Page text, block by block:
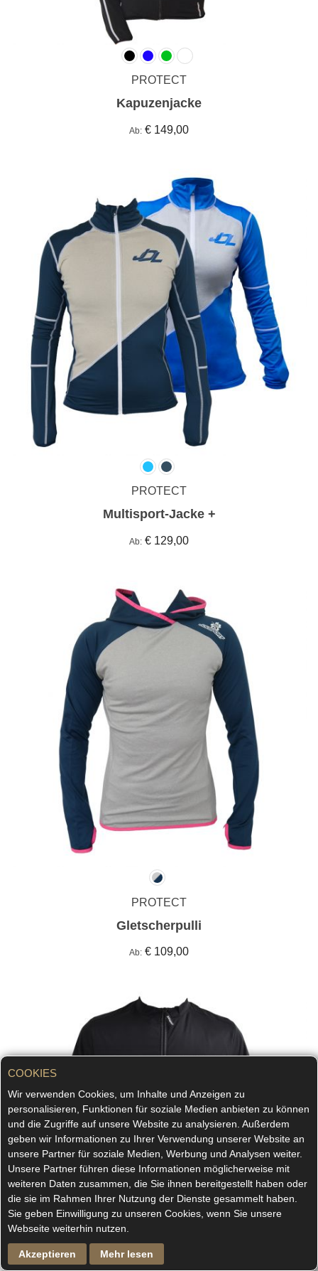
COOKIES
Wir verwenden Cookies, um Inhalte und Anzeigen zu
personalisieren, Funktionen für soziale Medien anbieten zu können
und die Zugriffe auf unsere Website zu analysieren. Außerdem
geben wir Informationen zu Ihrer Verwendung unserer Website an
unsere Partner für soziale Medien, Werbung und Analysen weiter.
Unsere Partner führen diese Informationen möglicherweise mit
weiteren Daten zusammen, die Sie ihnen bereitgestellt haben oder
die sie im Rahmen Ihrer Nutzung der Dienste gesammelt haben.
Sie geben Einwilligung zu unseren Cookies, wenn Sie unsere
Webseite weiterhin nutzen.
Akzeptieren Mehr lesen
PROTECT
Kapuzenjacke
Ab € 149,00
PROTECT
Multisport-Jacke +
Ab € 129,00
PROTECT
Gletscherpulli
Ab € 109,00